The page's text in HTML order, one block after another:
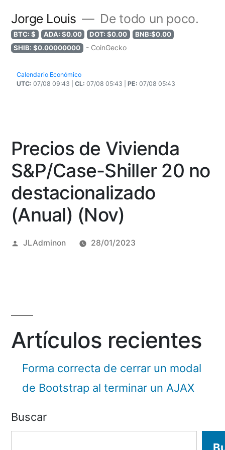
Jorge Louis De todo un poco.
BTC: $ ADA: $0.00 DOT: $0.00
BNB:$0.00
SHIB: $0.00000000
- CoinGecko
Calendario Económico
UTC: 07/08 09:43 | CL: 07/08 05:43 | PE: 07/08 05:43
Precios de Vivienda
S&P/Case-Shiller 20 no
destacionalizado
(Anual) (Nov)
Posted
JLAdminon 28/01/2023
Artículos recientes
Forma correcta de cerrar un modal
de Bootstrap al terminar un AJAX
Buscar